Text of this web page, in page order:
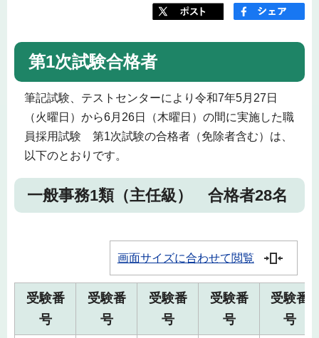
第1次試験合格者
筆記試験、テストセンターにより令和7年5月27日
（火曜日）から6月26日（木曜日）の間に実施した職
員採用試験 第1次試験の合格者（免除者含む）は、
以下のとおりです。
一般事務1類（主任級） 合格者28名
画面サイズに合わせて閲覧
受験番
号
受験番
号
受験番
号
受験番
号
受験番
号